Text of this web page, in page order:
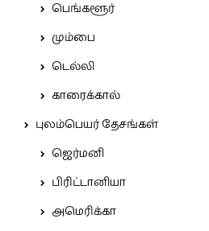
பெங்களூர்
மும்பை
டெல்லி
காரைக்கால்
புலம்பெயர் தேசங்கள்
ஜெர்மனி
பிரிட்டானியா
அமெரிக்கா